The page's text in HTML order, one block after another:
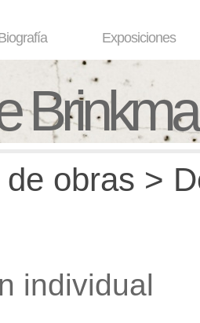
Exposiciones
obras >
individual